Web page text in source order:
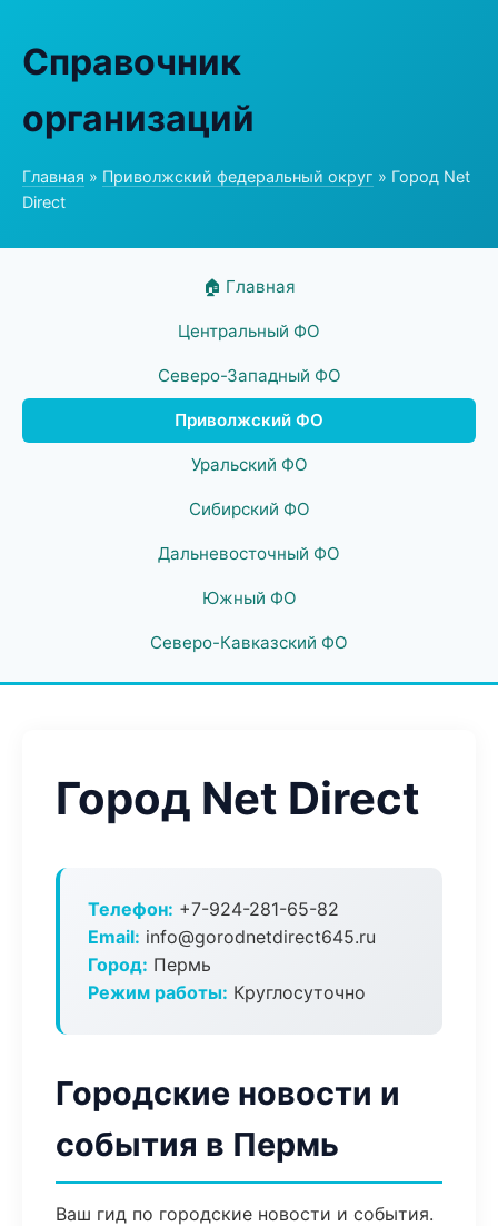
Справочник
организаций
Главная » Приволжский федеральный округ » Город Net
Direct
🏠 Главная
Центральный ФО
Северо-Западный ФО
Приволжский ФО
Уральский ФО
Сибирский ФО
Дальневосточный ФО
Южный ФО
Северо-Кавказский ФО
Город Net Direct
Телефон: +7-924-281-65-82
Email: info@gorodnetdirect645.ru
Город: Пермь
Режим работы: Круглосуточно
Городские новости и
события в Пермь
Ваш гид по городские новости и события.